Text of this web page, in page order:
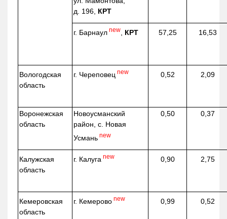
д. 196, КРТ
г. Барнаул new КРТ 57,25 16,53
Вологодская
область
г. Череповец new 0,52 2,09
Воронежская
область
Новоусманский
район, с. Новая
Усмань new
0,50 0,37
Калужская
область
г. Калуга new 0,90 2,75
Кемеровская
область
г. Кемерово new 0,99 0,52